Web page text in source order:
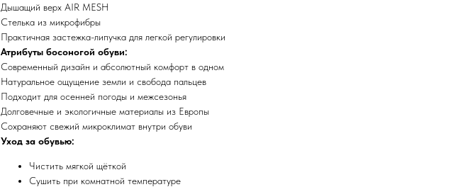
Дышащий верх AIR MESH
Стелька из микрофибры
Практичная застежка-липучка для легкой регулировки
Атрибуты босоногой обуви:
Современный дизайн и абсолютный комфорт в одном
Натуральное ощущение земли и свобода пальцев
Подходит для осенней погоды и межсезонья
Долговечные и экологичные материалы из Европы
Сохраняют свежий микроклимат внутри обуви
Уход за обувью:
Чистить мягкой щёткой
Сушить при комнатной температуре